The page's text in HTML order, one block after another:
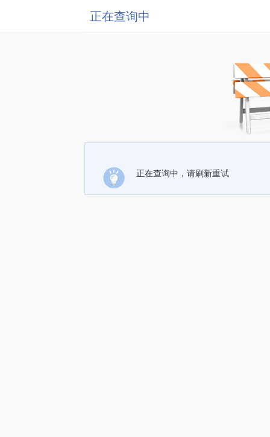
正在查询中
正在查询中，请刷新重试